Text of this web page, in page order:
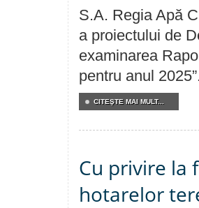
S.A. Regia Apă
a proiectului de
examinarea
pentru anul
CITEŞTE MAI MULT...
Cu privire la
hotarelor